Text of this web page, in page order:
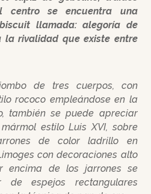
centro se encuentra una
llamada: alegoría de
rivalidad que existe entre
de tres cuerpos, con
rococo empleándose en la
también se puede apreciar
estilo Luis XVI, sobre
de color ladrillo en
con decoraciones alto
encima de los jarrones se
espejos rectangulares